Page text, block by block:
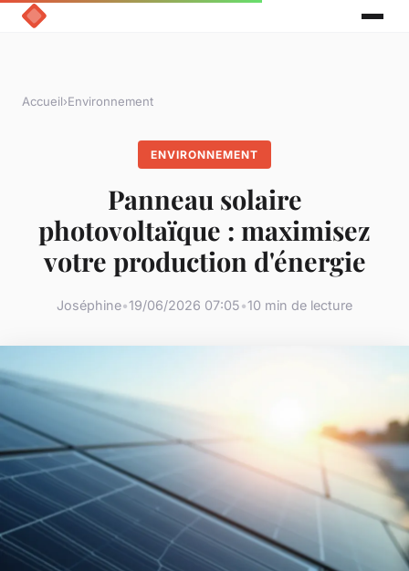
Accueil›Environnement
ENVIRONNEMENT
Panneau solaire
photovoltaïque : maximisez
votre production d'énergie
Joséphine•19/06/2026 07:05•10 min de lecture